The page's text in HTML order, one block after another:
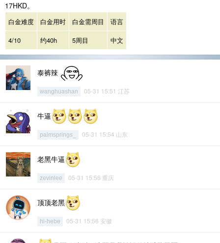
17HKD。
白金难度 白金用时 白金需周目
语言
4/10
约40h 5周目 中文
泰裤辣
wanghuashan 05-31 15:51 江苏
牛逼
palmsprings_ 05-31 15:54 山东
老黑牛逼
zevinlee 05-31 15:56 重庆
顶顶老黑
hi-hebe 05-31 15:56 安徽